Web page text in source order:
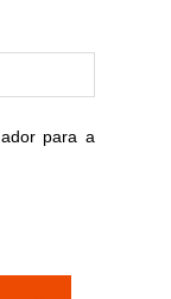
para a